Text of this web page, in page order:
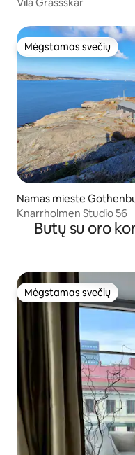
Mėgstamas svečių
Mėgstamas svečių
Namas mieste
Knarrholmen Studio 56
Butų su oro
Mėgstamas svečių
Mėgstamas svečių